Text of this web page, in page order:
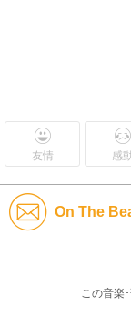
友情 感
On The
この音楽